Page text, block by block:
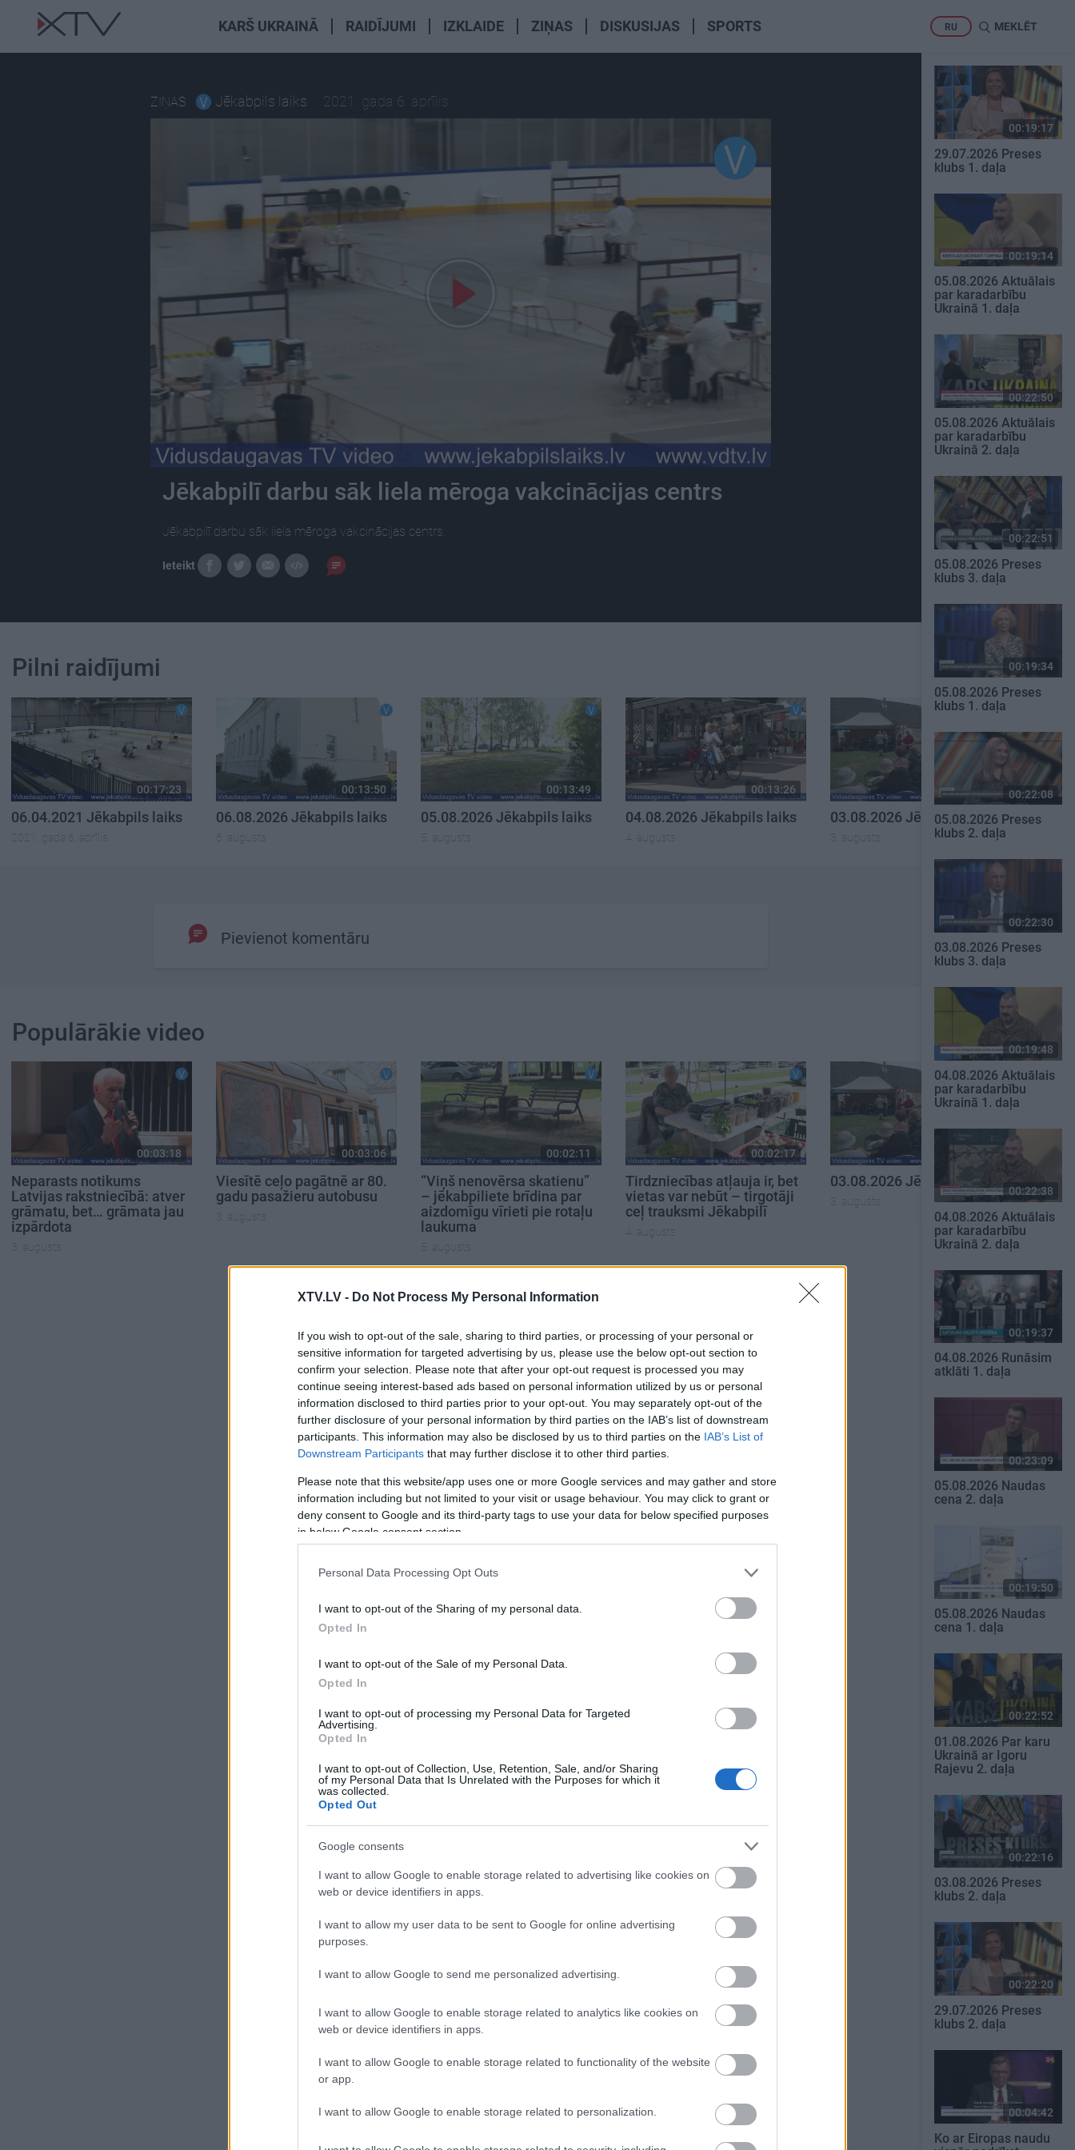
XTV.LV - Do Not Process My Personal Information
If you wish to opt-out of the sale, sharing to third parties, or processing of your personal or
sensitive information for targeted advertising by us, please use the below opt-out section to
confirm your selection. Please note that after your opt-out request is processed you may
continue seeing interest-based ads based on personal information utilized by us or personal
information disclosed to third parties prior to your opt-out. You may separately opt-out of the
further disclosure of your personal information by third parties on the IAB’s list of downstream
participants. This information may also be disclosed by us to third parties on the IAB’s List of
Downstream Participants that may further disclose it to other third parties.
Please note that this website/app uses one or more Google services and may gather and store
information including but not limited to your visit or usage behaviour. You may click to grant or
deny consent to Google and its third-party tags to use your data for below specified purposes
in below Google consent section.
Personal Data Processing Opt Outs
I want to opt-out of the Sharing of my personal data.
Opted In
I want to opt-out of the Sale of my Personal Data.
Opted In
I want to opt-out of processing my Personal Data for Targeted
Advertising.
Opted In
I want to opt-out of Collection, Use, Retention, Sale, and/or Sharing
of my Personal Data that Is Unrelated with the Purposes for which it
was collected.
Opted Out
Google consents
I want to allow Google to enable storage related to advertising like cookies on
web or device identifiers in apps.
I want to allow my user data to be sent to Google for online advertising
purposes.
I want to allow Google to send me personalized advertising.
I want to allow Google to enable storage related to analytics like cookies on
web or device identifiers in apps.
I want to allow Google to enable storage related to functionality of the website
or app.
I want to allow Google to enable storage related to personalization.
KARŠ UKRAINĀ RAIDĪJUMI IZKLAIDE ZIŅAS DISKUSIJAS SPORTS RU MEKLĒT
ZIŅAS Jēkabpils laiks 2021. gada 6. aprīlis
Jēkabpilī darbu sāk liela mēroga vakcinācijas centrs
Jēkabpilī darbu sāk liela mēroga vakcinācijas centrs.
Ieteikt
Pilni raidījumi
00:17:23
06.04.2021 Jēkabpils laiks
2021. gada 6. aprīlis
00:13:50
06.08.2026 Jēkabpils laiks
6. augusts
00:13:49
05.08.2026 Jēkabpils laiks
5. augusts
00:13:26
04.08.2026 Jēkabpils laiks
4. augusts
03.08.2026 Jēkabpils laiks
3. augusts
Pievienot komentāru
Populārākie video
00:03:18
Neparasts notikums
Latvijas rakstniecībā: atver
grāmatu, bet… grāmata jau
izpārdota
3. augusts
00:03:06
Viesītē ceļo pagātnē ar 80.
gadu pasažieru autobusu
3. augusts
00:02:11
“Viņš nenovērsa skatienu”
– jēkabpiliete brīdina par
aizdomīgu vīrieti pie rotaļu
laukuma
5. augusts
00:02:17
Tirdzniecības atļauja ir, bet
vietas var nebūt – tirgotāji
ceļ trauksmi Jēkabpilī
4. augusts
00:14:57
03.08.2026 Jēkabpils laiks
3. augusts
SKATĪT VISUS
00:19:17
29.07.2026 Preses
klubs 1. daļa
00:19:14
05.08.2026 Aktuālais
par karadarbību
Ukrainā 1. daļa
00:22:50
05.08.2026 Aktuālais
par karadarbību
Ukrainā 2. daļa
00:22:51
05.08.2026 Preses
klubs 3. daļa
00:19:34
05.08.2026 Preses
klubs 1. daļa
00:22:08
05.08.2026 Preses
klubs 2. daļa
00:22:30
03.08.2026 Preses
klubs 3. daļa
00:19:48
04.08.2026 Aktuālais
par karadarbību
Ukrainā 1. daļa
00:22:38
04.08.2026 Aktuālais
par karadarbību
Ukrainā 2. daļa
00:19:37
04.08.2026 Runāsim
atklāti 1. daļa
00:23:09
05.08.2026 Naudas
cena 2. daļa
00:19:50
05.08.2026 Naudas
cena 1. daļa
00:22:52
01.08.2026 Par karu
Ukrainā ar Igoru
Rajevu 2. daļa
00:22:16
03.08.2026 Preses
klubs 2. daļa
00:22:20
29.07.2026 Preses
klubs 2. daļa
00:04:42
Ko ar Eiropas naudu